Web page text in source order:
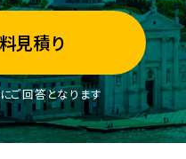
見積り
ご回答となります